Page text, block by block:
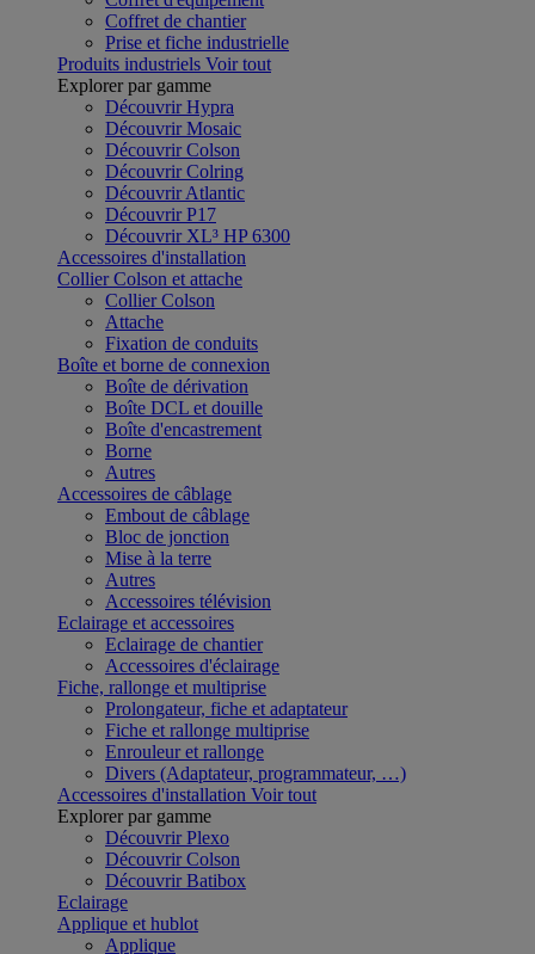
Coffret de chantier
Prise et fiche industrielle
Produits industriels Voir tout
Explorer par gamme
Découvrir Hypra
Découvrir Mosaic
Découvrir Colson
Découvrir Colring
Découvrir Atlantic
Découvrir P17
Découvrir XL³ HP 6300
Accessoires d'installation
Collier Colson et attache
Collier Colson
Attache
Fixation de conduits
Boîte et borne de connexion
Boîte de dérivation
Boîte DCL et douille
Boîte d'encastrement
Borne
Autres
Accessoires de câblage
Embout de câblage
Bloc de jonction
Mise à la terre
Autres
Accessoires télévision
Eclairage et accessoires
Eclairage de chantier
Accessoires d'éclairage
Fiche, rallonge et multiprise
Prolongateur, fiche et adaptateur
Fiche et rallonge multiprise
Enrouleur et rallonge
Divers (Adaptateur, programmateur, …)
Accessoires d'installation Voir tout
Explorer par gamme
Découvrir Plexo
Découvrir Colson
Découvrir Batibox
Eclairage
Applique et hublot
Applique